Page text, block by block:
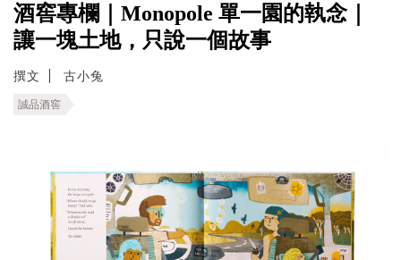
酒窖專欄｜Monopole 單一園的執念｜
讓一塊土地，只說一個故事
撰文 古小兔
誠品酒窖